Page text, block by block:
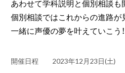
あわせて学科説明と個別相談も
個別相談ではこれからの進路が
一緒に声優の夢を叶えていこう！
開催日程
2023年12月23日(土)